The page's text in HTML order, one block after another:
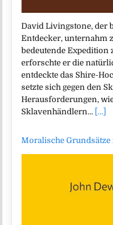
David Livingstone, der
Entdecker, unternahm
bedeutende Expedition
erforschte er die
entdeckte das Shire-
setzte sich gegen den
Herausforderungen,
Sklavenhändlern… [...]
Moralische